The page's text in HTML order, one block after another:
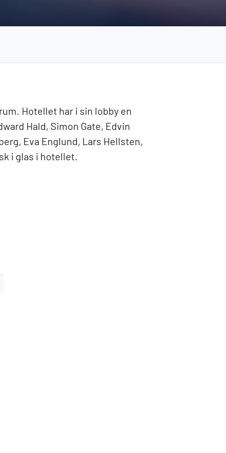
Hotellet har i sin lobby en
Hald, Simon Gate, Edvin
Eva Englund, Lars Hellsten,
i glas i hotellet.